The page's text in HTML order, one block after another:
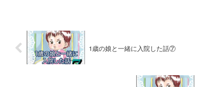
1歳の娘と一緒に入院した話⑦